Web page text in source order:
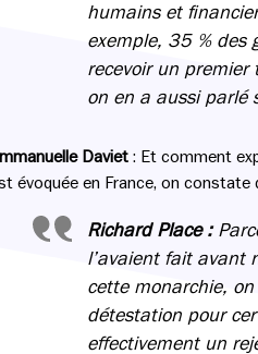
humains et
exemple, 35 % des
recevoir un premier
on en a aussi parlé
Daviet : Et comment
évoquée en France, on constate
Richard Place :
l’avaient fait avant
cette monarchie,
détestation pour
effectivement un